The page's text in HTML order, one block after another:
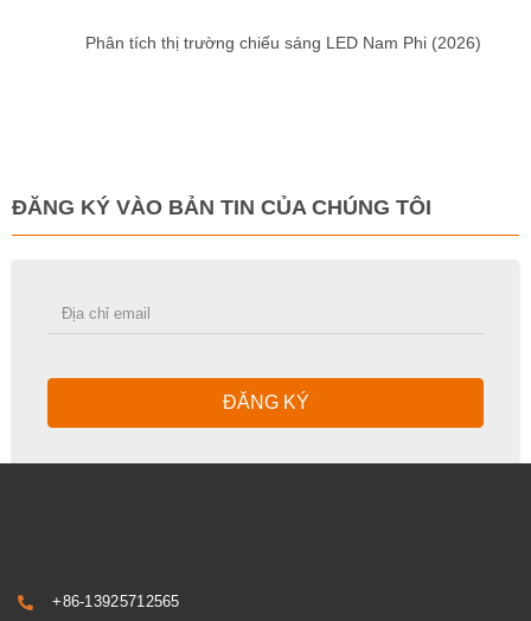
Phân tích thị trường chiếu sáng LED Nam Phi (2026)
ĐĂNG KÝ VÀO BẢN TIN CỦA CHÚNG TÔI
ĐĂNG KÝ
+86-13925712565